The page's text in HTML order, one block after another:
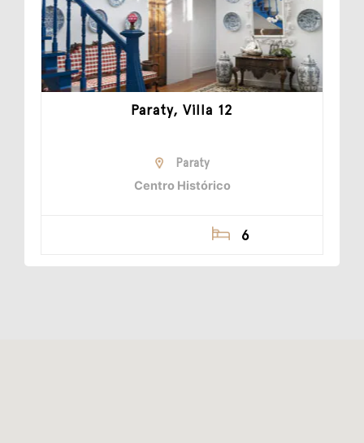
Paraty, Villa 12
Paraty
Centro Histórico
6